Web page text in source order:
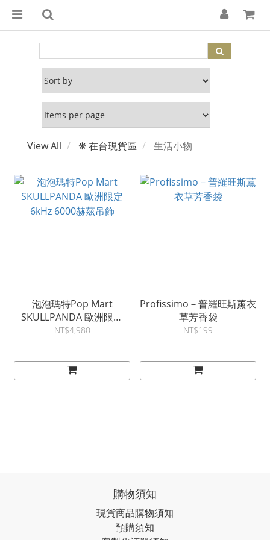
View All ❋ 在台現貨區 生活小物
泡泡瑪特Pop Mart
SKULLPANDA 歐洲限定
6kHz 6000赫茲吊飾
NT$4,980
Profissimo－普羅旺斯薰衣
草芳香袋
NT$199
購物須知
現貨商品購物須知
預購須知